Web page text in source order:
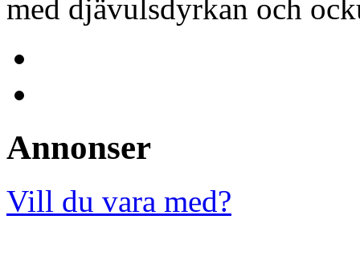
med djävulsdyrkan och
Annonser
Vill du vara med?